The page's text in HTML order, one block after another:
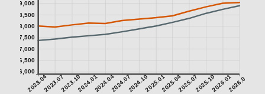
2023.042023.072023.102024.012024.042024.072024.102025.012025.042025.072025.102026.012026.04
6,000
6,500
7,000
7,500
8,000
8,500
9,000